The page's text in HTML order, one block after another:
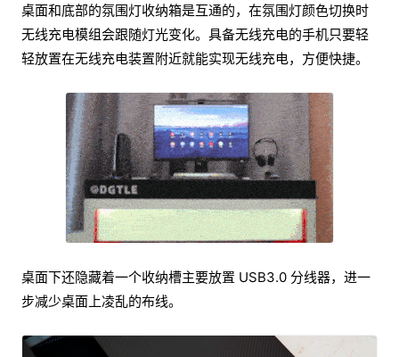
桌面和底部的氛围灯收纳箱是互通的，在氛围灯颜色切换时
无线充电模组会跟随灯光变化。具备无线充电的手机只要轻
轻放置在无线充电装置附近就能实现无线充电，方便快捷。
桌面下还隐藏着一个收纳槽主要放置 USB3.0 分线器，进一
步减少桌面上凌乱的布线。